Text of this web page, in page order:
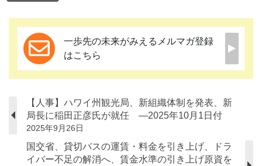
一歩先の未来がみえるメルマガ登録
はこちら
【人事】ハワイ州観光局、新組織体制を発表、新
局長に稲田正彦氏が就任 ―2025年10月1日付
2025年9月26日
国交省、貸切バスの運賃・料金を引き上げ、ドラ
イバー不足の解消へ、賃金水準の引き上げ原資を